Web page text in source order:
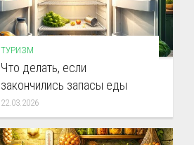
ТУРИЗМ
Что делать, если
закончились запасы еды
22.03.2026